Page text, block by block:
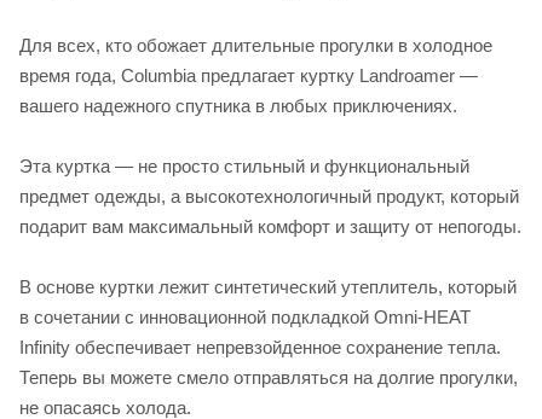
Для всех, кто обожает длительные прогулки в холодное
время года, Columbia предлагает куртку Landroamer —
вашего надежного спутника в любых приключениях.
Эта куртка — не просто стильный и функциональный
предмет одежды, а высокотехнологичный продукт, который
подарит вам максимальный комфорт и защиту от непогоды.
В основе куртки лежит синтетический утеплитель, который
в сочетании с инновационной подкладкой Omni-HEAT
Infinity обеспечивает непревзойденное сохранение тепла.
Теперь вы можете смело отправляться на долгие прогулки,
не опасаясь холода.